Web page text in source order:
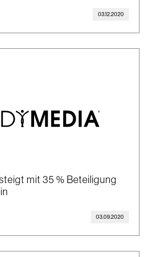
03.12.2020
mit 35 % Beteiligung
03.09.2020